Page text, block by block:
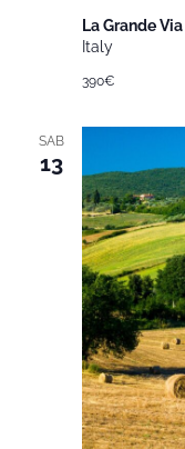
La Grande Via
Italy
390€
SAB
13